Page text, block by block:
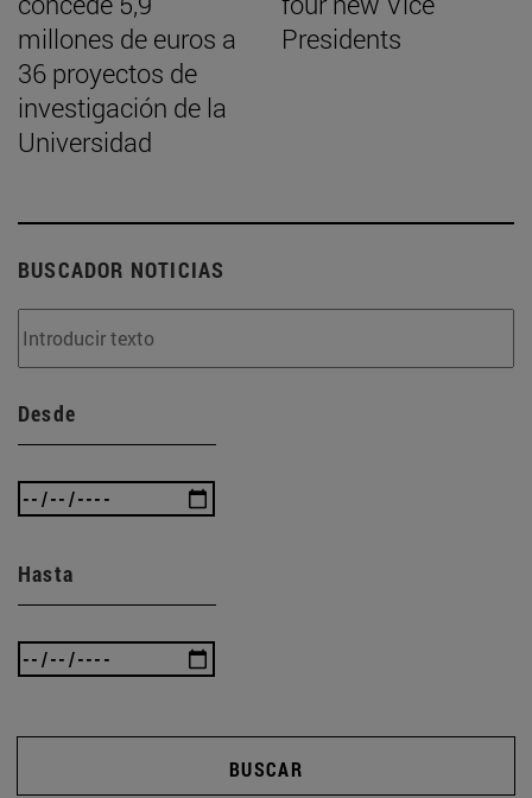
millones de euros a
36 proyectos de
investigación de la
Universidad
Presidents
BUSCADOR NOTICIAS
Desde
Hasta
BUSCAR